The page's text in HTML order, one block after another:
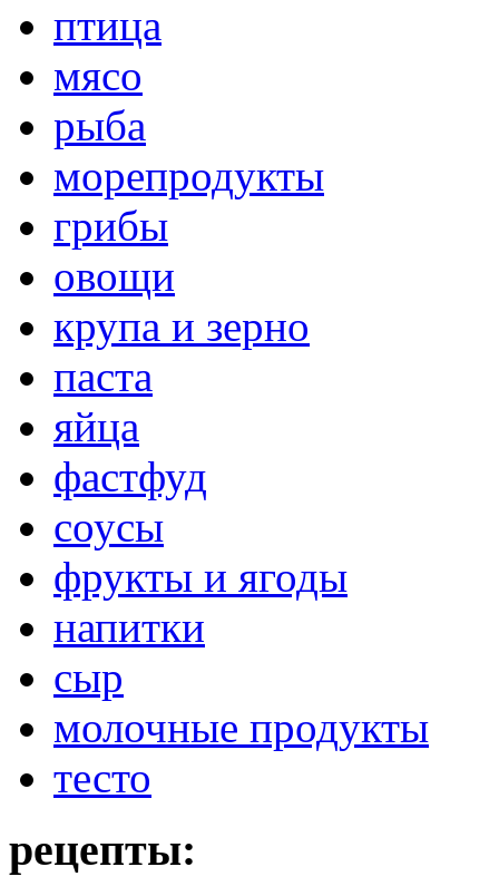
птица
мясо
рыба
морепродукты
грибы
овощи
крупа и зерно
паста
яйца
фастфуд
соусы
фрукты и ягоды
напитки
сыр
молочные продукты
тесто
рецепты: